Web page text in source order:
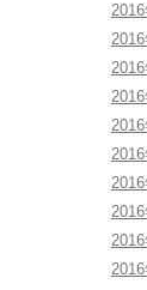
2016
2016
2016
2016
2016
2016
2016
2016
2016
2016